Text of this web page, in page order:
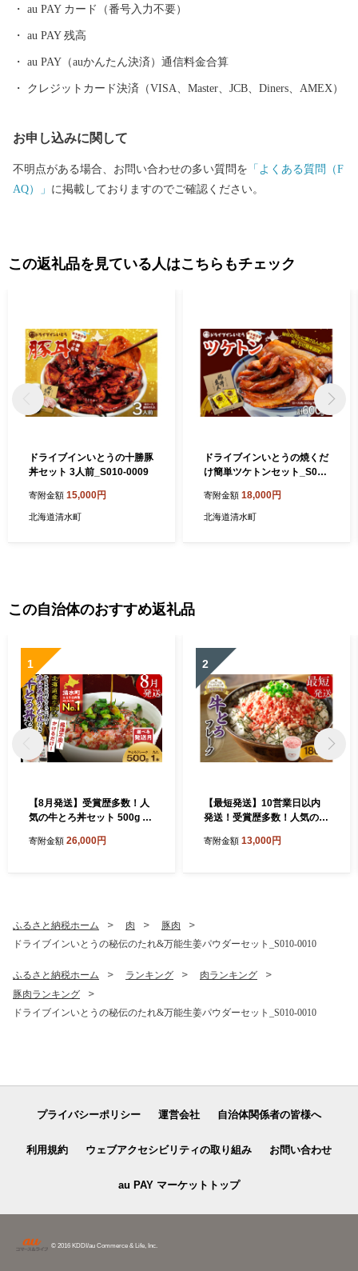
ちであり、町内には当時の史跡が数多く残されています。 北海道
の主要都市からのアクセスも良く、車、ＪＲ、飛行機といった交
通の便も優れているため、自然が豊かでありながら、利便性の高
ちを築く とかち清水～想いをミライに繋ぐまち～』を実現する
恵みを堪能していただければと思います。 清水町のふるさと納税
熱を注ぐ方々の熱い想いは、下のアイスホッケー写真をクリック
してください☆ 【お問い合わせについて】 北海道清水町ふるさと
納税サポート室 ＴＥＬ：050‐3100-1723 ＭＡＩＬ：support@shimiz
u.furusato-lg.jp 受付時間：午前9時～午後6時（土・日・祝除く）
※GW、年末年始は休業となります
au PAY カード（番号入力不要）
au PAY 残高
au PAY（auかんたん決済）通信料金合算
クレジットカード決済（VISA、Master、JCB、Diners、AMEX）
お申し込みに関して
不明点がある場合、お問い合わせの多い質問を 「よくある質問（F
AQ）」 に掲載しておりますのでご確認ください。
この返礼品を見ている人はこちらもチェック
ドライブインいとうの十勝豚
丼セット 3人前_S010-0009
寄附金額 15,000円
北海道清水町
ドライブインいとうの焼くだ
け簡単ツケトンセット_S010
寄附金額 18,000円
北海道清水町
この自治体のおすすめ返礼品
1
【8月発送】受賞歴多数！人
気の牛とろ丼セット 500g 牛
牛とろ丼のたれ付き 牛とろ
寄附金額 26,000円
2
【最短発送】10営業日以内
発送！受賞歴多数！人気の牛
018
寄附金額 13,000円
ふるさと納税ホーム 肉
豚肉
ドライブインいとうの秘伝のたれ&万能生姜パウダーセット_S010-0010
ふるさと納税ホーム ランキング
肉ランキング
豚肉ランキング
ドライブインいとうの秘伝のたれ&万能生姜パウダーセット_S010-0010
プライバシーポリシー 運営会社 自治体関係者の皆様へ
利用規約 ウェブアクセシビリティの取り組み お問い合わせ
au PAY マーケットトップ
© 2016 KDDI/au Commerce & Life, Inc.